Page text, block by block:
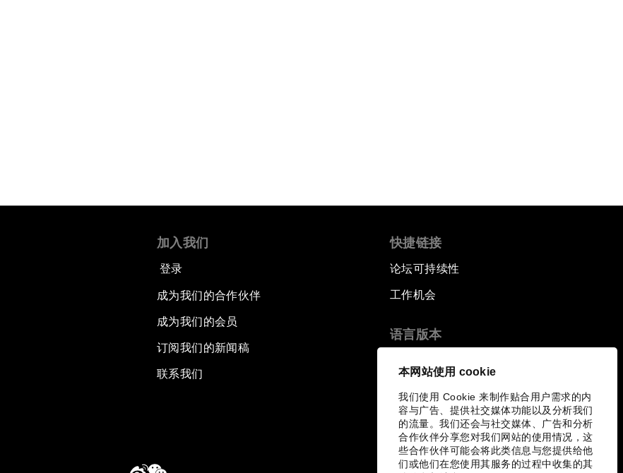
本网站使用 cookie
我们使用 Cookie 来制作贴合用户需求的内
容与广告、提供社交媒体功能以及分析我们
的流量。我们还会与社交媒体、广告和分析
合作伙伴分享您对我们网站的使用情况，这
些合作伙伴可能会将此类信息与您提供给他
们或他们在您使用其服务的过程中收集的其
加入我们
登录
成为我们的合作伙伴
成为我们的会员
订阅我们的新闻稿
联系我们
快捷链接
论坛可持续性
工作机会
语言版本